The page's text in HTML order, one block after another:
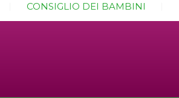
CONSIGLIO DEI BAMBINI